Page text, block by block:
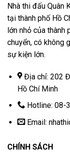
Nhà thi đấu Quân
tại thành phố Hồ
lớn nhỏ của thành
chuyển, có không
sự kiện lớn.
Địa chỉ: 202
Hồ Chí Minh
Hotline: 08-
Email:
CHÍNH SÁCH